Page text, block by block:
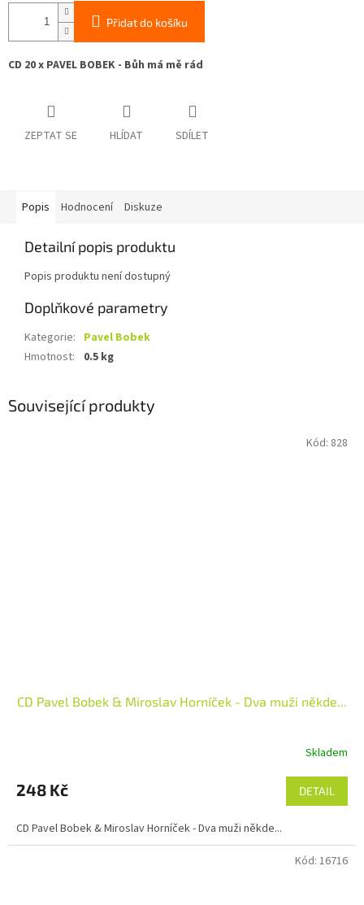
Přidat do košíku
CD 20 x PAVEL BOBEK - Bůh má mě rád
ZEPTAT SE HLÍDAT SDÍLET
Popis Hodnocení Diskuze
Detailní popis produktu
Popis produktu není dostupný
Doplňkové parametry
Kategorie: Pavel Bobek
Hmotnost: 0.5 kg
Související produkty
CD Pavel Bobek & Miroslav Horníček - Dva muži někde...
Skladem
248 Kč DETAIL
CD Pavel Bobek & Miroslav Horníček - Dva muži někde...
Kód: 828
Kód: 16716